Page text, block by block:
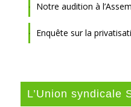
Notre audition à
Enquête sur la
L’Union syndicale